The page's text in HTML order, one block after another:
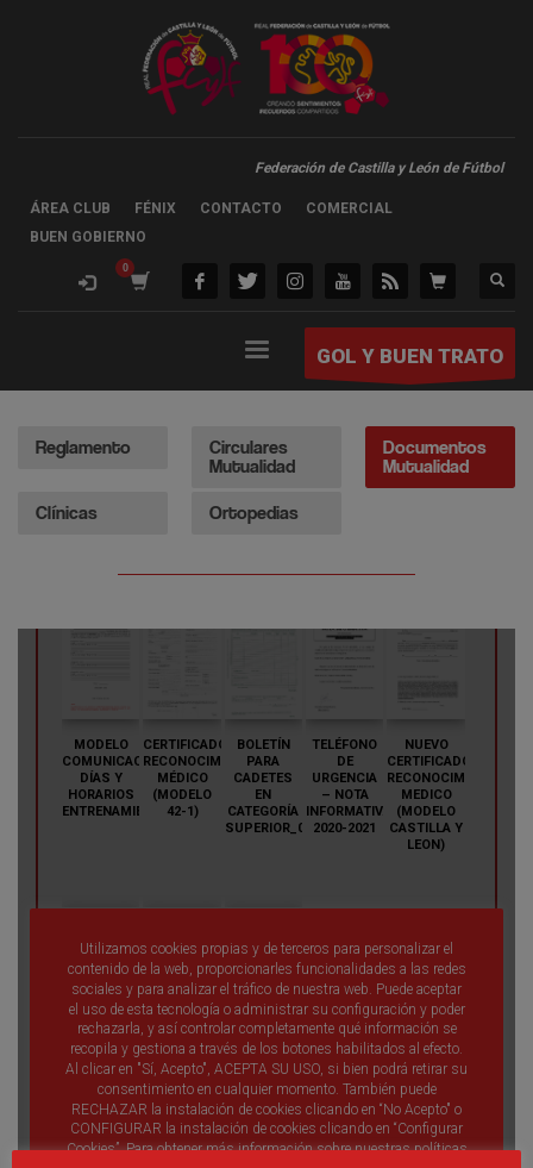
Federación de Castilla y León de Fútbol
ÁREA CLUB FÉNIX CONTACTO
COMERCIAL
BUEN GOBIERNO
GOL Y BUEN TRATO
Reglamento
Circulares
Mutualidad
Documentos
Mutualidad
Clínicas Ortopedias